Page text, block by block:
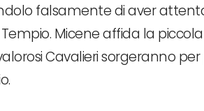
falsamente di aver
Micene affida la
Cavalieri sorgeranno